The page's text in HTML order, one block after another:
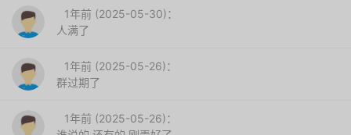
1年前 (2025-05-30)：
人满了
1年前 (2025-05-26)：
群过期了
1年前 (2025-05-26)：